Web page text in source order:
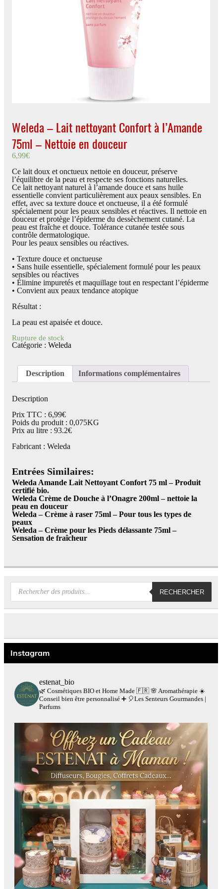
Weleda – Lait nettoyant Confort à l’Amande
75ml – Nettoie en douceur
6,99€
Ce lait doux et onctueux nettoie en douceur, préserve
l’équilibre de la peau et respecte ses fonctions naturelles.
Ce lait nettoyant naturel à l’amande douce et sans huile
essentielle convient particulièrement aux peaux sensibles. En
effet, avec sa texture douce et onctueuse, il a été formulé
spécialement pour les peaux sensibles et réactives. Il nettoie en
douceur et protège l’épiderme du dessèchement cutané. La
peau est fraîche et douce. Tolérance cutanée testée sous
contrôle dermatologique.
Pour les peaux sensibles ou réactives.
• Texture douce et onctueuse
• Sans huile essentielle, spécialement formulé pour les peaux
sensibles ou réactives
• Élimine impuretés et maquillage tout en respectant l’épiderme
• Convient aux peaux tendance atopique
Résultat :
La peau est apaisée et douce.
Rupture de stock
Catégorie : Weleda
Description Informations complémentaires
Description
Prix TTC : 6,99€
Poids du produit : 0,075KG
Prix au litre : 93.2€
Fabricant : Weleda
Entrées Similaires:
Weleda Amande Lait Nettoyant Confort 75 ml – Produit
certifié bio.
Weleda Crème de Douche à l’Onagre 200ml – nettoie la
peau en douceur
Weleda – Crème à raser 75ml – Pour tous les types de
peaux
Weleda – Crème pour les Pieds délassante 75ml –
Sensation de fraîcheur
Recherche
produits
RECHERCHER
Instagram
estenat_bio
🌿 Cosmétiques BIO et Home Made 🇫🇷🌸 Aromathérapie☀️
Conseil bien être personnalisé➕🎈Les Senteurs Gourmandes |
Parfums